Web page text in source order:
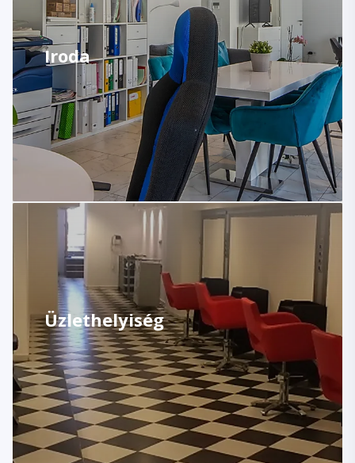
Iroda
Üzlethelyiség